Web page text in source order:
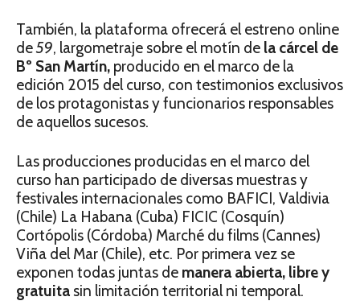
También, la plataforma ofrecerá el estreno online
de59, largometraje sobre el motín de la cárcel de
Bº San Martín, producido en el marco de la
edición 2015 del curso, con testimonios exclusivos
de los protagonistas y funcionarios responsables
de aquellos sucesos.
Las producciones producidas en el marco del
curso han participado de diversas muestras y
festivales internacionales como BAFICI, Valdivia
(Chile) La Habana (Cuba) FICIC (Cosquín)
Cortópolis (Córdoba) Marché du films (Cannes)
Viña del Mar (Chile), etc. Por primera vez se
exponen todas juntas de manera abierta, libre y
gratuitasin limitación territorial ni temporal.